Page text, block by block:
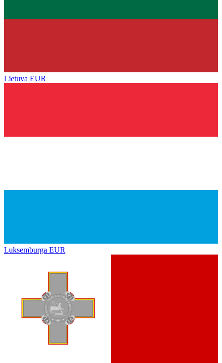
Lietuva EUR
Luksemburga EUR